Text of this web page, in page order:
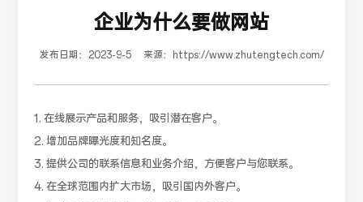
企业为什么要做网站
发布日期： 2023-9-5 来源： https://www.zhutengtech.com/
1. 在线展示产品和服务，吸引潜在客户。
2. 增加品牌曝光度和知名度。
3. 提供公司的联系信息和业务介绍，方便客户与您联系。
4. 在全球范围内扩大市场，吸引国内外客户。